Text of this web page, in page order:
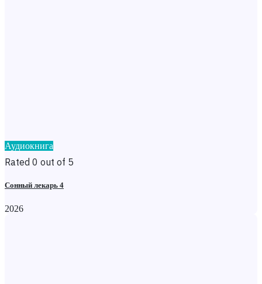
Аудиокнига
Rated 0 out of 5
Сонный лекарь 4
2026